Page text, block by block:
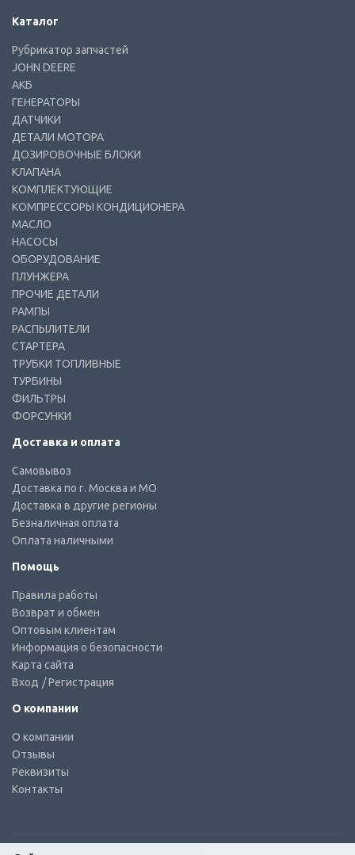
Каталог
Рубрикатор запчастей
JOHN DEERE
АКБ
ГЕНЕРАТОРЫ
ДАТЧИКИ
ДЕТАЛИ МОТОРА
ДОЗИРОВОЧНЫЕ БЛОКИ
КЛАПАНА
КОМПЛЕКТУЮЩИЕ
КОМПРЕССОРЫ КОНДИЦИОНЕРА
МАСЛО
НАСОСЫ
ОБОРУДОВАНИЕ
ПЛУНЖЕРА
ПРОЧИЕ ДЕТАЛИ
РАМПЫ
РАСПЫЛИТЕЛИ
СТАРТЕРА
ТРУБКИ ТОПЛИВНЫЕ
ТУРБИНЫ
ФИЛЬТРЫ
ФОРСУНКИ
Доставка и оплата
Самовывоз
Доставка по г. Москва и МО
Доставка в другие регионы
Безналичная оплата
Оплата наличными
Помощь
Правила работы
Возврат и обмен
Оптовым клиентам
Информация о безопасности
Карта сайта
Вход / Регистрация
О компании
О компании
Отзывы
Реквизиты
Контакты